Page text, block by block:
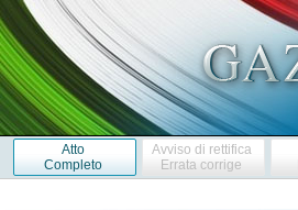
Atto
Completo
Avviso di rettifica
Errata corrige